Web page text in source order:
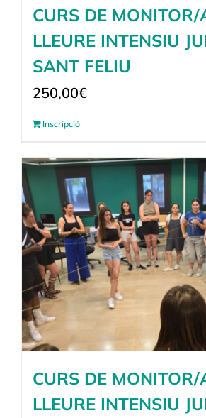
CURS DE MONITOR/
LLEURE INTENSIU
SANT FELIU
250,00€
Inscripció
CURS DE MONITOR/
LLEURE INTENSIU